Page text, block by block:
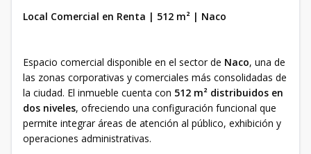
Local Comercial en Renta | 512 m² | Naco
Espacio comercial disponible en el sector de Naco, una de
las zonas corporativas y comerciales más consolidadas de
la ciudad. El inmueble cuenta con 512 m² distribuidos en
dos niveles, ofreciendo una configuración funcional que
permite integrar áreas de atención al público, exhibición y
operaciones administrativas.